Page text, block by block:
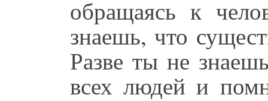
обращаясь к
знаешь, что
Разве ты не
всех людей и